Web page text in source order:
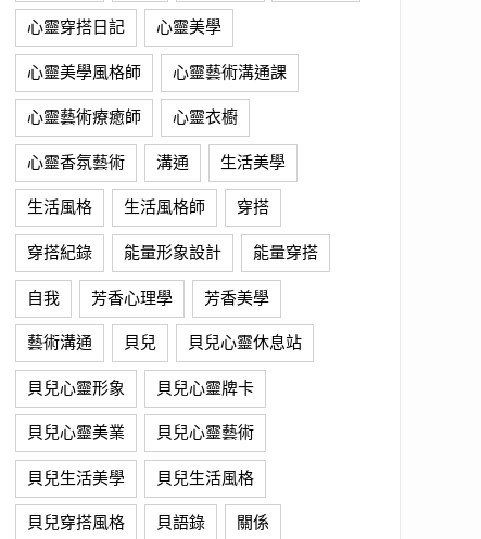
心靈穿搭日記 心靈美學
心靈美學風格師 心靈藝術溝通課
心靈藝術療癒師 心靈衣櫥
心靈香氛藝術 溝通 生活美學
生活風格 生活風格師 穿搭
穿搭紀錄 能量形象設計 能量穿搭
自我 芳香心理學 芳香美學
藝術溝通 貝兒 貝兒心靈休息站
貝兒心靈形象 貝兒心靈牌卡
貝兒心靈美業 貝兒心靈藝術
貝兒生活美學 貝兒生活風格
貝兒穿搭風格 貝語錄 關係